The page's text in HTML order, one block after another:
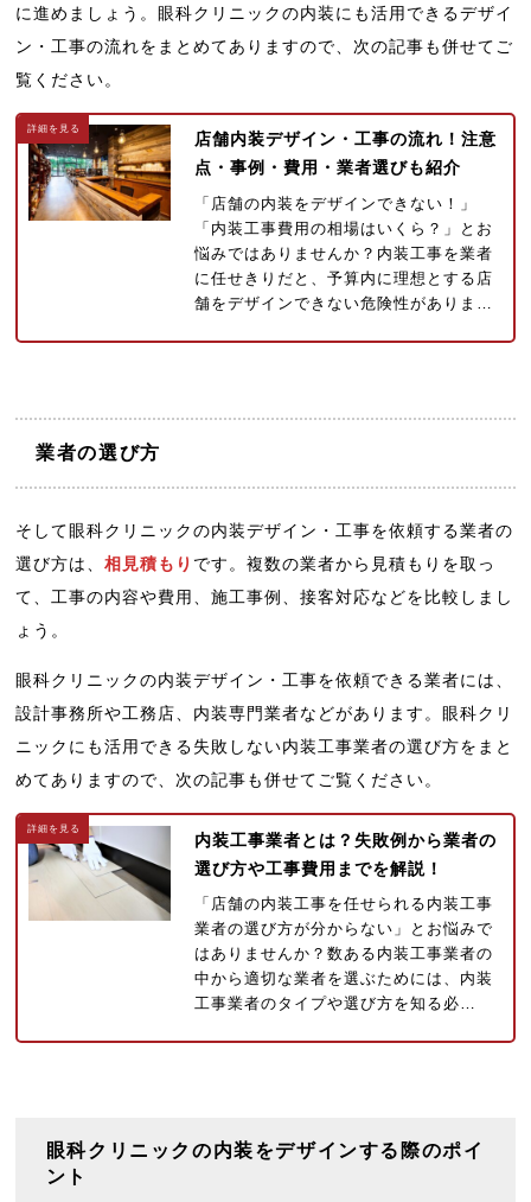
に進めましょう。眼科クリニックの内装にも活用できるデザイ
ン・工事の流れをまとめてありますので、次の記事も併せてご
覧ください。
店舗内装デザイン・工事の流れ！注意
点・事例・費用・業者選びも紹介
「店舗の内装をデザインできない！」
「内装工事費用の相場はいくら？」とお
悩みではありませんか？内装工事を業者
に任せきりだと、予算内に理想とする店
舗をデザインできない危険性がありま…
業者の選び方
そして眼科クリニックの内装デザイン・工事を依頼する業者の
選び方は、相見積もり です。複数の業者から見積もりを取っ
て、工事の内容や費用、施工事例、接客対応などを比較しまし
ょう。
眼科クリニックの内装デザイン・工事を依頼できる業者には、
設計事務所や工務店、内装専門業者などがあります。眼科クリ
ニックにも活用できる失敗しない内装工事業者の選び方をまと
めてありますので、次の記事も併せてご覧ください。
内装工事業者とは？失敗例から業者の
選び方や工事費用までを解説！
「店舗の内装工事を任せられる内装工事
業者の選び方が分からない」とお悩みで
はありませんか？数ある内装工事業者の
中から適切な業者を選ぶためには、内装
工事業者のタイプや選び方を知る必…
眼科クリニックの内装をデザインする際のポイ
ント